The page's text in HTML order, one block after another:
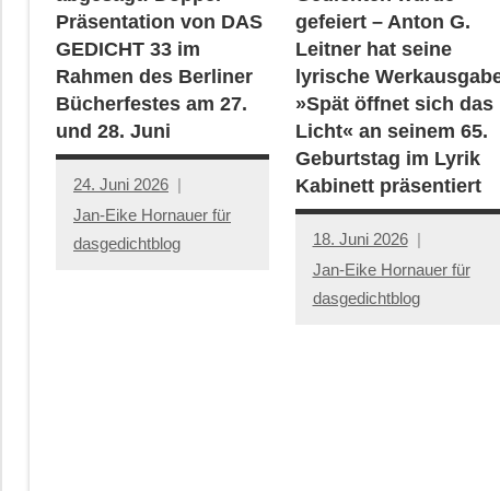
Präsentation von DAS
GEDICHT 33 im
Rahmen des Berliner
Bücherfestes am 27.
und 28. Juni
24. Juni 2026
Jan-Eike Hornauer für
dasgedichtblog
gefeiert – Anton G.
Leitner hat seine
lyrische
»Spät öffnet sich das
Licht« an seinem 65.
Geburtstag im Lyrik
Kabinett präsentiert
18. Juni 2026
Jan-Eike Hornauer für
dasgedichtblog